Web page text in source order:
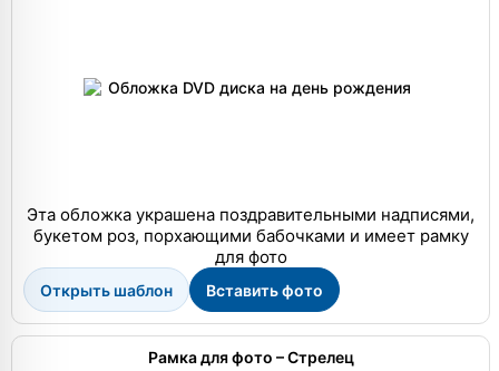
Эта обложка украшена поздравительными надписями,
букетом роз, порхающими бабочками и имеет рамку
для фото
Открыть шаблон Вставить фото
Рамка для фото – Стрелец